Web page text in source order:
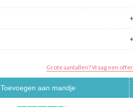
Grote aantallen? Vraag een
Toevoegen aan mandje